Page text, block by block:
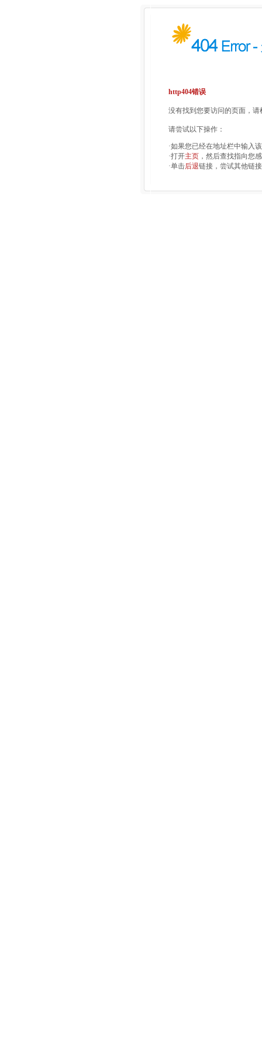
http404错误
没有找到您要访问的页面，
请尝试以下操作：
·如果您已经在地址栏中输入
·打开主页 ，然后查找指向您
·单击后退链接，尝试其他链